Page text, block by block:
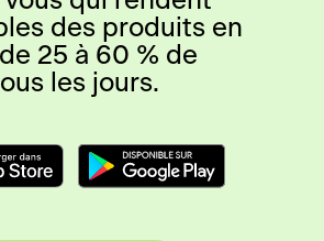
des produits en
25 à 60 % de
les jours.